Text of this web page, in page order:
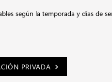
según la temporada y días de
PRIVADA